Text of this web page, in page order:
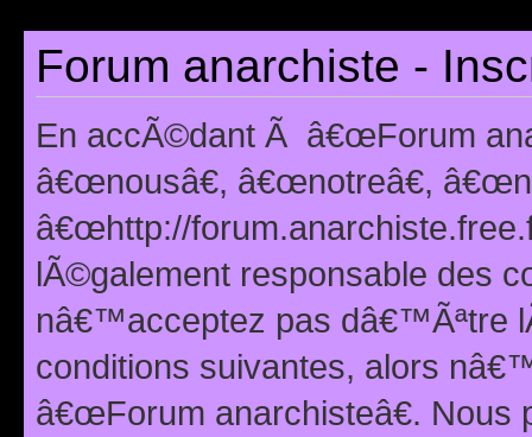
Forum anarchiste -
En accÃ©dant Ã â€œForum
â€œnousâ€, â€œnotreâ€,
â€œhttp://
lÃ©galement responsable des
nâ€™acceptez pas dâ€™Ãªtre
conditions suivantes, alors
â€œForum anarchisteâ€.